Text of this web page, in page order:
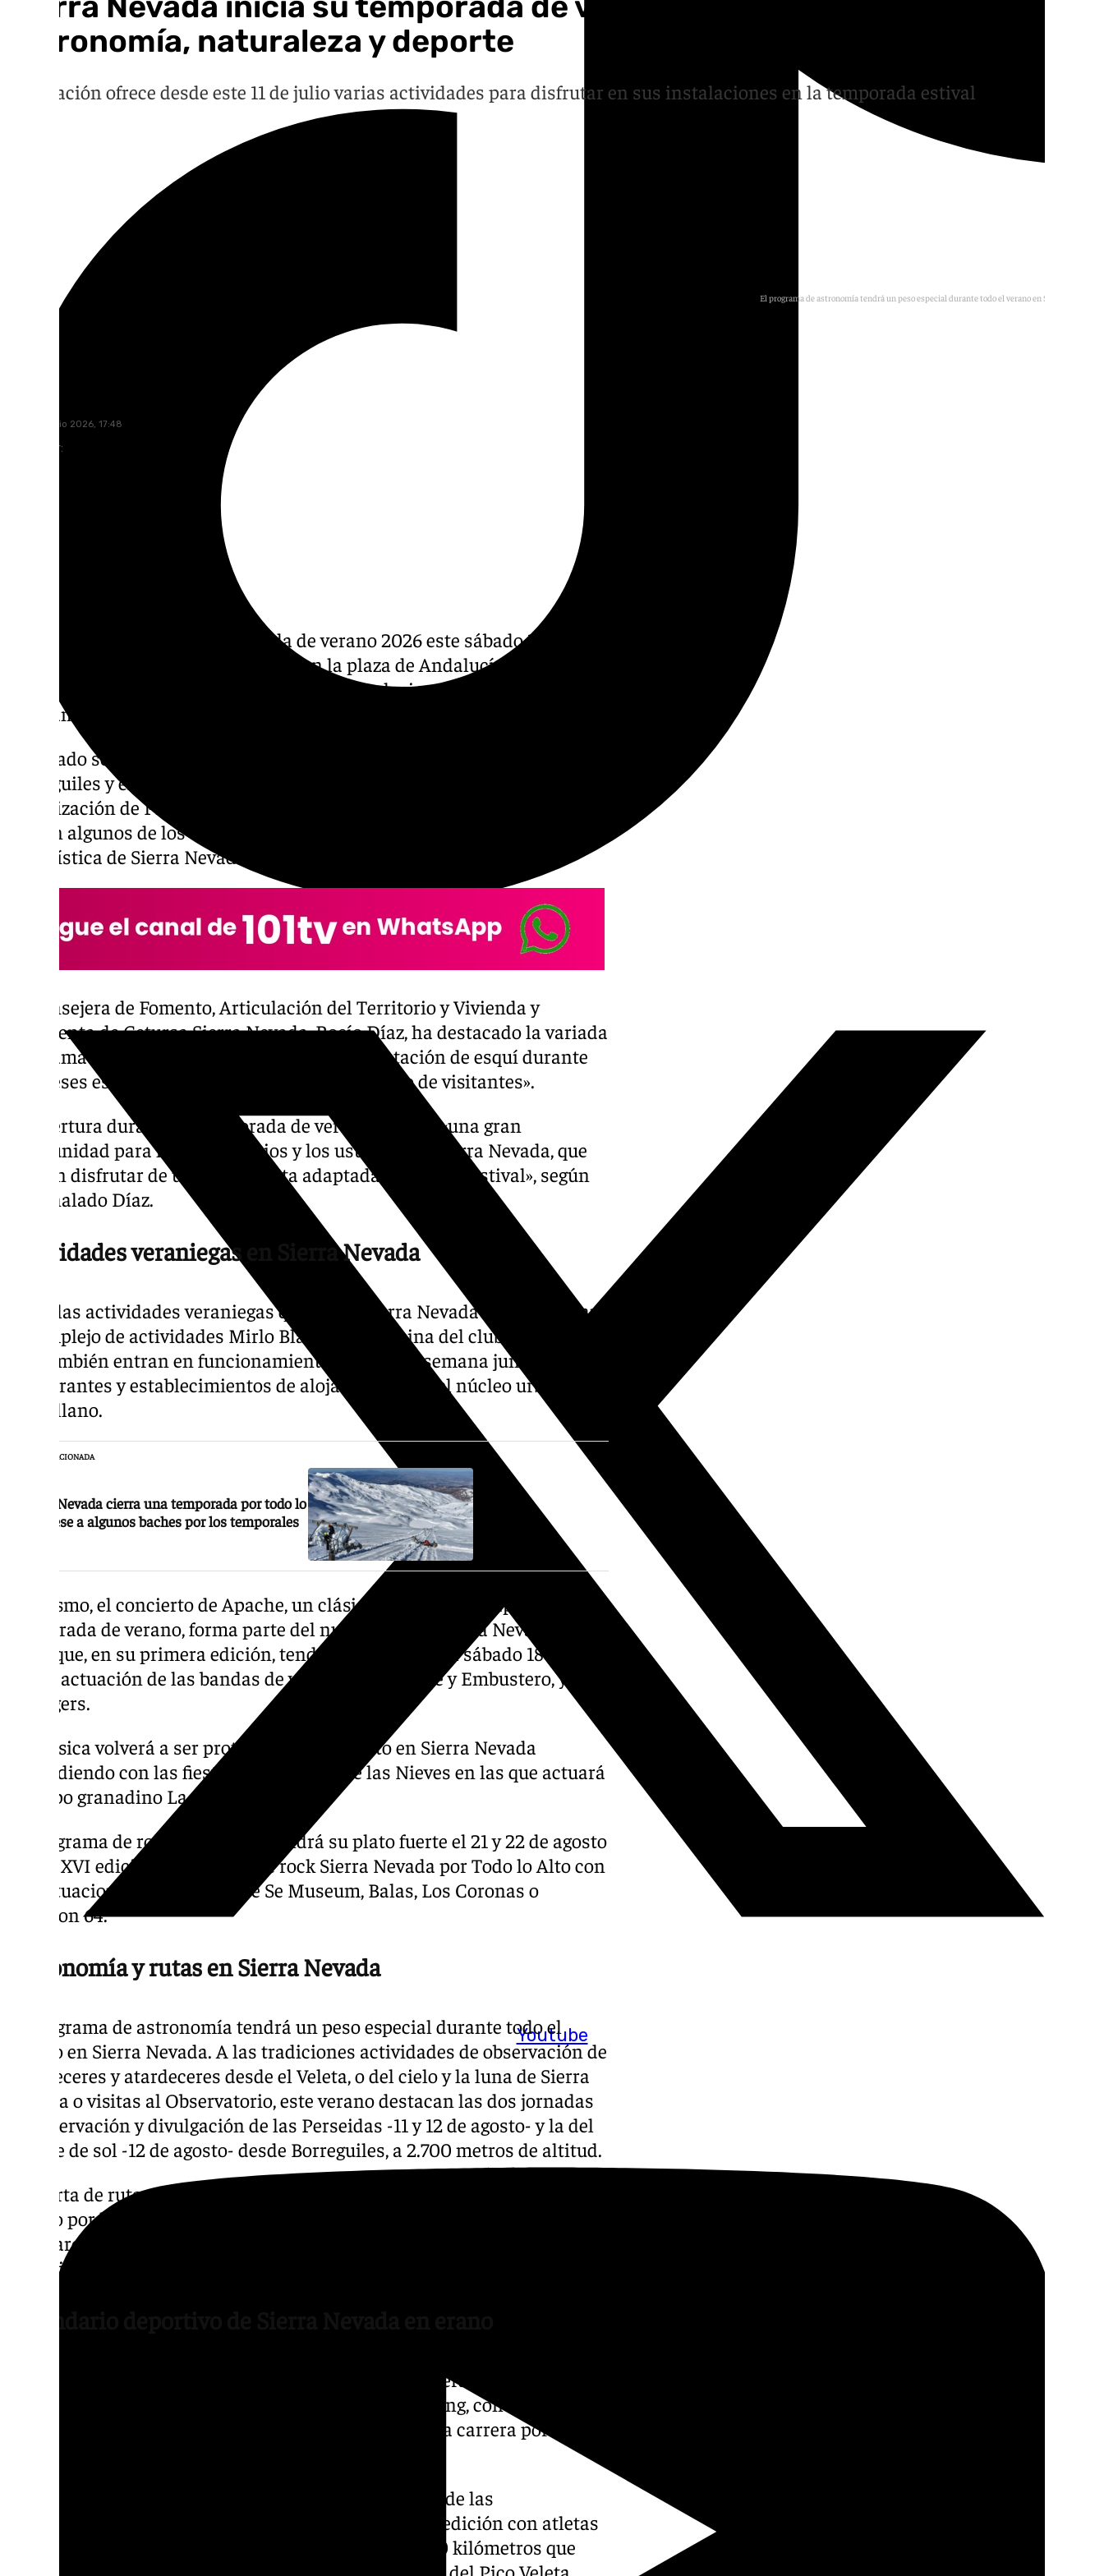
X-twitter
Youtube
astronomía, naturaleza y deporte
La estación ofrece desde este 11 de julio varias actividades para disfrutar en sus instalaciones en la temporada estival
El programa de astronomía tendrá un peso especial durante todo el verano en Sierra Nevada.
jueves, 9 julio 2026, 17:48
Compartir:
Sierra Nevada inicia su temporada de verano 2026 este sábado 11 de julio
con el concierto gratuito de Apache en la plaza de Andalucía, día en que
la estación pone también en marcha las instalaciones estivales y los
programas de astronomía, naturaleza, deporte y música.
El sábado se activan los dos remontes de verano, el telecabina
Borreguiles y el telesilla Veleta, que trasladan a los usuarios desde la
urbanización de Pradollano hasta los 3.000 metros de altitud, de donde
surgen algunos de los senderos de mayor riqueza natural y belleza
paisajística de Sierra Nevada.
La consejera de Fomento, Articulación del Territorio y Vivienda y
presidenta de Cetursa Sierra Nevada, Rocío Díaz, ha destacado la variada
programación de actividades que ofrecerá la estación de esquí durante
los meses estivales para «atraer al mayor número de visitantes».
La apertura durante la temporada de verano supone «una gran
oportunidad para los empresarios y los usuarios de Sierra Nevada, que
podrán disfrutar de una gran oferta adaptada a la época estival», según
ha señalado Díaz.
Actividades veraniegas en Sierra Nevada
Entre las actividades veraniegas que acoge Sierra Nevada se encuentran
el complejo de actividades Mirlo Blanco y la piscina del club Montebajo,
que también entran en funcionamiento este fin de semana junto a
restaurantes y establecimientos de alojamientos en el núcleo urbano de
Pradollano.
NOTICIA RELACIONADA
Sierra Nevada cierra una temporada por todo lo
alto pese a algunos baches por los temporales
Asimismo, el concierto de Apache, un clásico de éxito en la apertura de la
temporada de verano, forma parte del nuevo festival Sierra Nevada Cover
Band que, en su primera edición, tendrá continuidad el sábado 18 de julio
con la actuación de las bandas de versiones Elegante y Embustero, y The
Changers.
La música volverá a ser protagonista en agosto en Sierra Nevada
coincidiendo con las fiestas de la Virgen de las Nieves en las que actuará
el grupo granadino La Guardia.
El programa de rock y montaña tendrá su plato fuerte el 21 y 22 de agosto
con la XVI edición del festival de rock Sierra Nevada por Todo lo Alto con
las actuaciones, entre otros, de Se Museum, Balas, Los Coronas o
Brighton 64.
Astronomía y rutas en Sierra Nevada
El programa de astronomía tendrá un peso especial durante todo el
verano en Sierra Nevada. A las tradiciones actividades de observación de
amaneceres y atardeceres desde el Veleta, o del cielo y la luna de Sierra
Nevada o visitas al Observatorio, este verano destacan las dos jornadas
de observación y divulgación de las Perseidas -11 y 12 de agosto- y la del
eclipse de sol -12 de agosto- desde Borreguiles, a 2.700 metros de altitud.
La oferta de rutas y naturaleza resulta especialmente atractiva este
verano por la presencia de neveros en algunos de los recorridos más
populares como el ascenso al pico Veleta, la Laguna de las Yeguas o los
Lagunillos de la Virgen.
El calendario deportivo recupera este verano las carreras por montaña
con la primera edición de la Sierra Nevada Sky Running, con el mítico
Kilómetro Vertical de Sierra Nevada -22 de agosto- y la carrera por
La Subida Internacional Pico Veleta, la más veterana de las
competiciones deportivas, alcanza este verano su 42 edición con atletas
procedentes de toda España para enfrentarse a los 50 kilómetros que